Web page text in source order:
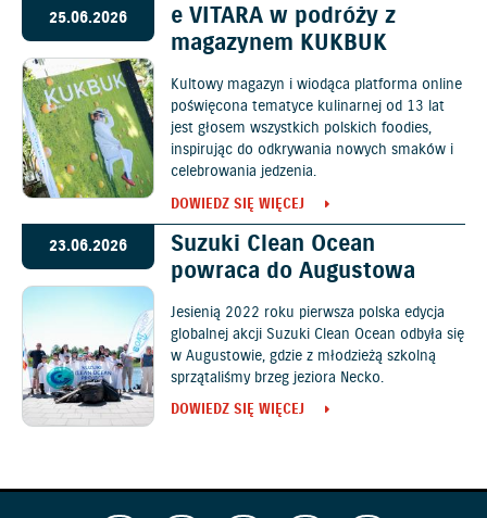
25.06.2026
e VITARA w podróży z
magazynem KUKBUK
Kultowy magazyn i wiodąca platforma online
poświęcona tematyce kulinarnej od 13 lat
jest głosem wszystkich polskich foodies,
inspirując do odkrywania nowych smaków i
celebrowania jedzenia.
DOWIEDZ SIĘ WIĘCEJ
23.06.2026
Suzuki Clean Ocean
powraca do Augustowa
Jesienią 2022 roku pierwsza polska edycja
globalnej akcji Suzuki Clean Ocean odbyła się
w Augustowie, gdzie z młodzieżą szkolną
sprzątaliśmy brzeg jeziora Necko.
DOWIEDZ SIĘ WIĘCEJ